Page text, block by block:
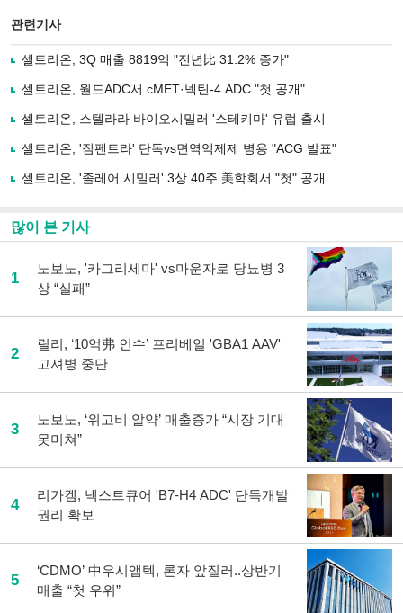
로
기
사
유
기
관련기사
셀트리온, 3Q 매출 8819억 "전년比 31.2% 증가"
셀트리온, 월드ADC서 cMET·넥틴-4 ADC "첫 공개"
셀트리온, 스텔라라 바이오시밀러 '스테키마' 유럽 출시
셀트리온, '짐펜트라' 단독vs면역억제제 병용 "ACG 발표"
셀트리온, '졸레어 시밀러' 3상 40주 美학회서 "첫" 공개
많이 본 기사
1
노보노, '카그리세마' vs마운자로 당뇨병 3
상 “실패”
2
릴리, ‘10억弗 인수’ 프리베일 'GBA1 AAV'
고셔병 중단
3
노보노, ‘위고비 알약’ 매출증가 “시장 기대
못미쳐”
4
리가켐, 넥스트큐어 'B7-H4 ADC' 단독개발
권리 확보
5
‘CDMO’ 中우시앱텍, 론자 앞질러..상반기
매출 “첫 우위”